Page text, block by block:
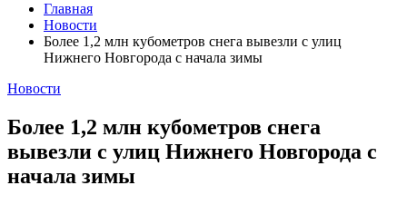
Главная
Новости
Более 1,2 млн кубометров снега вывезли с улиц
Нижнего Новгорода с начала зимы
Новости
Более 1,2 млн кубометров снега
вывезли с улиц Нижнего Новгорода с
начала зимы